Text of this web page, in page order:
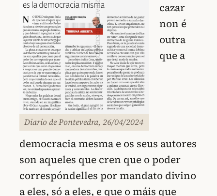
Diario de Pontevedra, 26/04/2024
cazar
non é
outra
que a
democracia mesma e os seus autores
son aqueles que cren que o poder
correspóndelles por mandato divino
a eles, só a eles, e que o máis que